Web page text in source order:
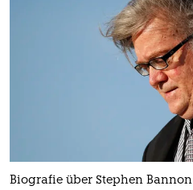
Biografie über Stephen Bannon